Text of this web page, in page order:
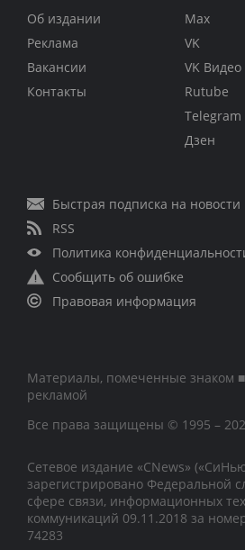
Об издании
Реклама
Вакансии
Контакты
Max
VK
VK Видео
Rutube
Telegram
Дзен
Быстрая подписка на новости
RSS
Политика
Сообщить об ошибке
Правовая информация
Материалы, помеченные знаком
рекламой
Все права защищены © 1995 –
Сетевое издание «CNews»
зарегистрировано Федеральной
сфере связи, информационных
коммуникаций 09.11.2018 за
74283